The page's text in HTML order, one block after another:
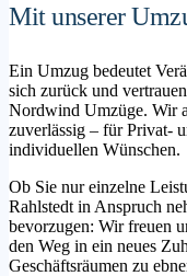
Mit unserer
Ein Umzug bedeutet
sich zurück und
Nordwind Umzüge. Wir
zuverlässig – für Privat-
individuellen Wünschen.
Ob Sie nur einzelne
Rahlstedt in Anspruch
bevorzugen: Wir freuen
den Weg in ein neues
Geschäftsräumen zu